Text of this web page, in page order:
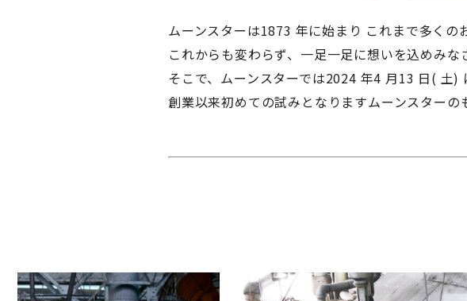
ムーンスターは1873 年に始まり これまで多く
これからも変わらず、一足一足に想いを込めみ
そこで、ムーンスターでは2024 年4 月13 日( 土)
創業以来初めての試みとなりますムーンスター